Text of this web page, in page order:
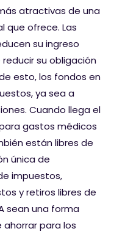
atractivas de una
que ofrece. Las
su ingreso
su obligación
esto, los fondos en
ya sea a
Cuando llega el
gastos médicos
están libres de
única de
impuestos,
y retiros libres de
sean una forma
para los